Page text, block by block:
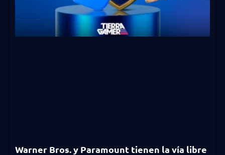
Warner Bros. y Paramount tienen la vía libre